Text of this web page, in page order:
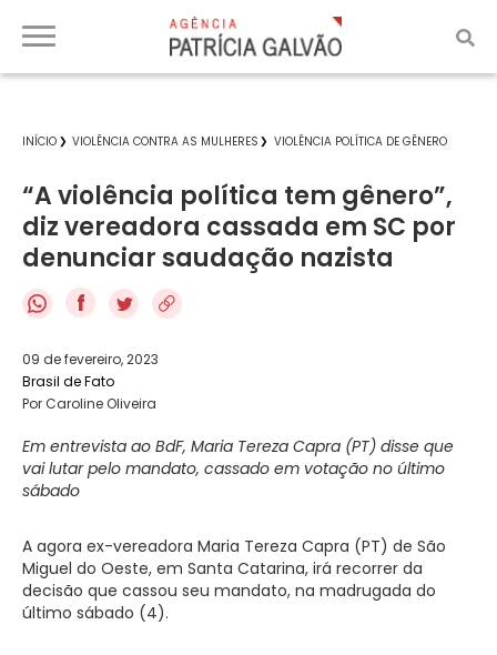
INÍCIO VIOLÊNCIA CONTRA AS MULHERES VIOLÊNCIA POLÍTICA DE GÊNERO
“A violência política tem gênero”,
diz vereadora cassada em SC por
denunciar saudação nazista
f
09 de fevereiro, 2023
Brasil de Fato
Por Caroline Oliveira
Em entrevista ao BdF, Maria Tereza Capra (PT) disse que
vai lutar pelo mandato, cassado em votação no último
sábado
A agora ex-vereadora Maria Tereza Capra (PT) de São
Miguel do Oeste, em Santa Catarina, irá recorrer da
decisão que cassou seu mandato, na madrugada do
último sábado (4).